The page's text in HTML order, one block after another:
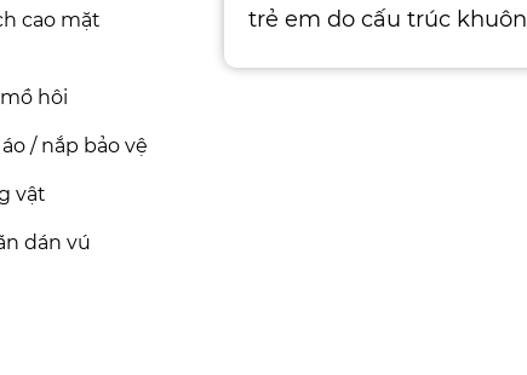
cao mặt
hôi
/ nắp bảo vệ
vật
dán vú
trẻ em do cấu trúc khuôn